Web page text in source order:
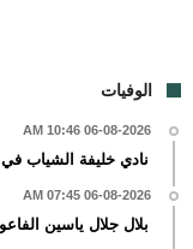
الوفيات
06-08-2026 10:46 AM
نادي خليفة الشياب في
06-08-2026 07:45 AM
بلال جلال ياسين